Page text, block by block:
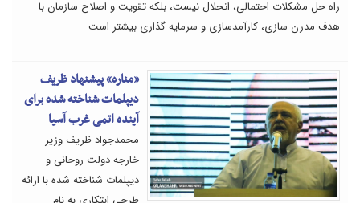
راه حل مشکلات احتمالی، انحلال نیست، بلکه تقویت و اصلاح سازمان با
هدف مدرن سازی، کارآمدسازی و سرمایه گذاری بیشتر است
«مناره» پیشنهاد ظریف
دیپلمات شناخته شده برای
آینده اتمی غرب آسیا
محمدجواد ظریف وزیر
خارجه دولت روحانی و
دیپلمات شناخته شده با ارائه